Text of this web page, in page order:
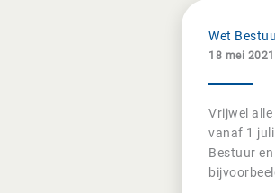
Wet
18 mei 2021
Vrijwel
vanaf 1 juli
Bestuur